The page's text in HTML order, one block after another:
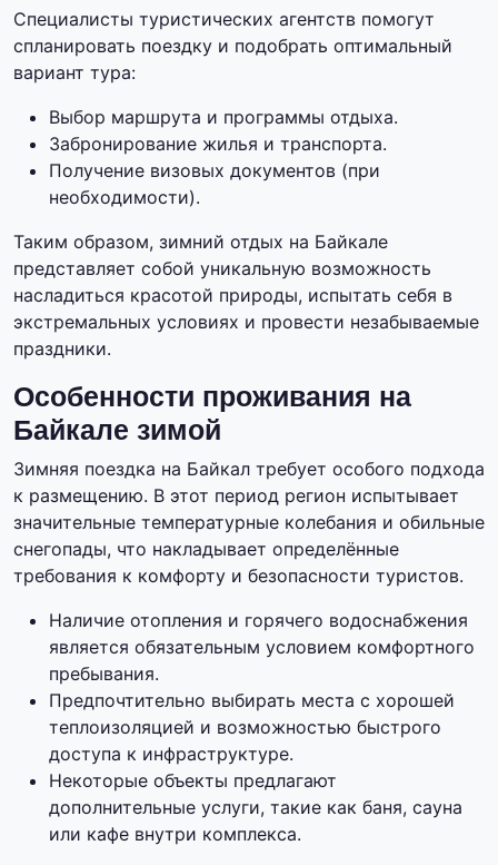
Специалисты туристических агентств помогут
спланировать поездку и подобрать оптимальный
вариант тура:
Выбор маршрута и программы отдыха.
Забронирование жилья и транспорта.
Получение визовых документов (при
необходимости).
Таким образом, зимний отдых на Байкале
представляет собой уникальную возможность
насладиться красотой природы, испытать себя в
экстремальных условиях и провести незабываемые
праздники.
Особенности проживания на
Байкале зимой
Зимняя поездка на Байкал требует особого подхода
к размещению. В этот период регион испытывает
значительные температурные колебания и обильные
снегопады, что накладывает определённые
требования к комфорту и безопасности туристов.
Наличие отопления и горячего водоснабжения
является обязательным условием комфортного
пребывания.
Предпочтительно выбирать места с хорошей
теплоизоляцией и возможностью быстрого
доступа к инфраструктуре.
Некоторые объекты предлагают
дополнительные услуги, такие как баня, сауна
или кафе внутри комплекса.